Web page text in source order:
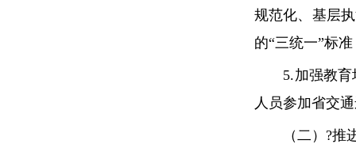
规范化、基层
的“三统一”标
5.加强教育培
人员参加省交
（二）?推进